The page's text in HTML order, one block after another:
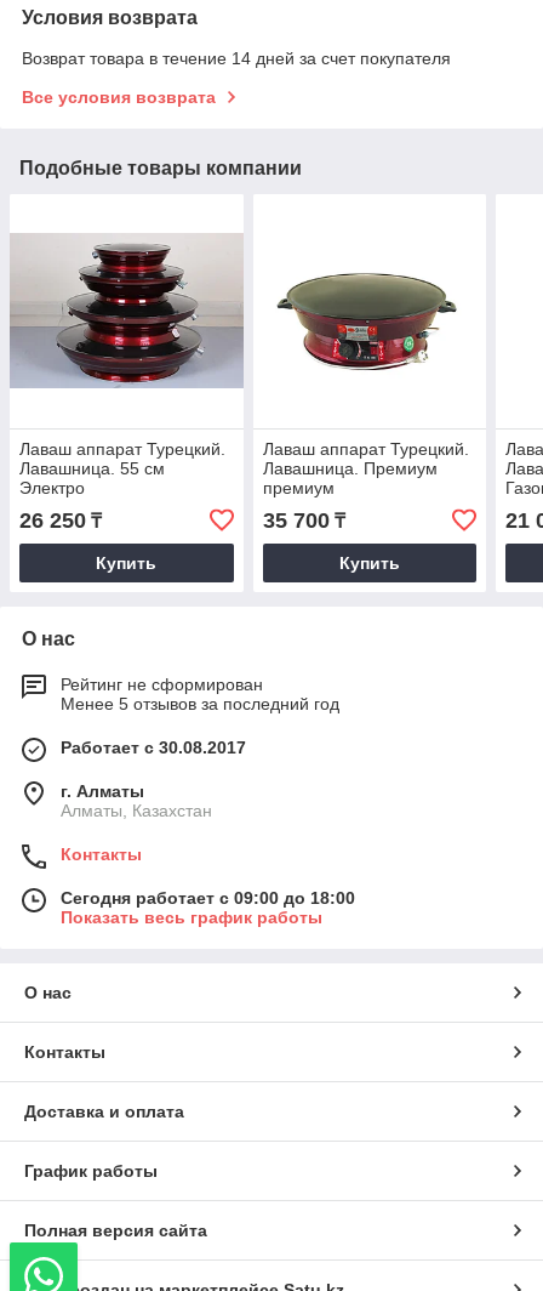
Условия возврата
Возврат товара в течение 14 дней за счет покупателя
Все условия возврата
Подобные товары компании
Лаваш аппарат Турецкий.
Лавашница. 55 см
Электро
26 250 ₸
Купить
Лаваш аппарат Турецкий.
Лавашница. Премиум
премиум
35 700₸
Купить
21
О нас
Рейтинг не сформирован
Менее 5 отзывов за последний год
Работает с 30.08.2017
г. Алматы
Алматы, Казахстан
Контакты
Сегодня работает с 09:00 до 18:00
Показать весь график работы
О нас
Контакты
Доставка и оплата
График работы
Полная версия сайта